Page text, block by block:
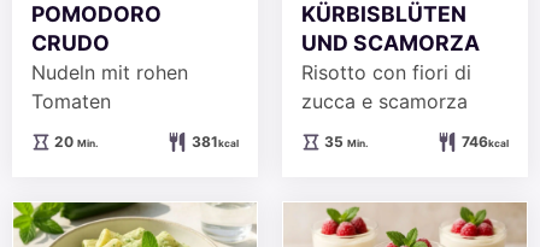
POMODORO
CRUDO
Nudeln mit rohen
Tomaten
20Minuten
Min. 381kcal
KÜRBISBLÜTEN
UND SCAMORZA
Risotto con fiori di
zucca e scamorza
35Minuten
Min. 746kcal